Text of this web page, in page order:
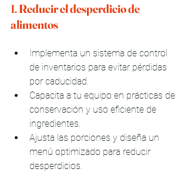
1. Reducir el desperdicio de
alimentos
Implementa un sistema de control
de inventarios para evitar pérdidas
por caducidad.
Capacita a tu equipo en prácticas de
conservación y uso eficiente de
ingredientes.
Ajusta las porciones y diseña un
menú optimizado para reducir
desperdicios.